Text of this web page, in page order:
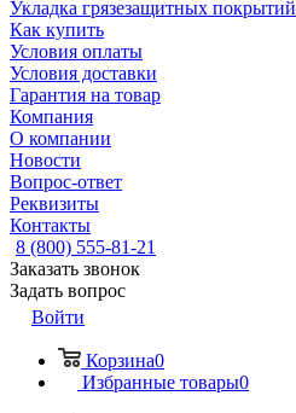
Укладка грязезащитных покрытий
Как купить
Условия оплаты
Условия доставки
Гарантия на товар
Компания
О компании
Новости
Вопрос-ответ
Реквизиты
Контакты
8 (800) 555-81-21
Заказать звонок
Задать вопрос
Войти
Корзина0
Избранные товары0